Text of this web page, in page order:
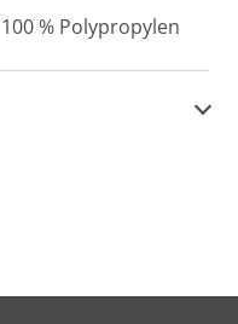
% Polypropylen